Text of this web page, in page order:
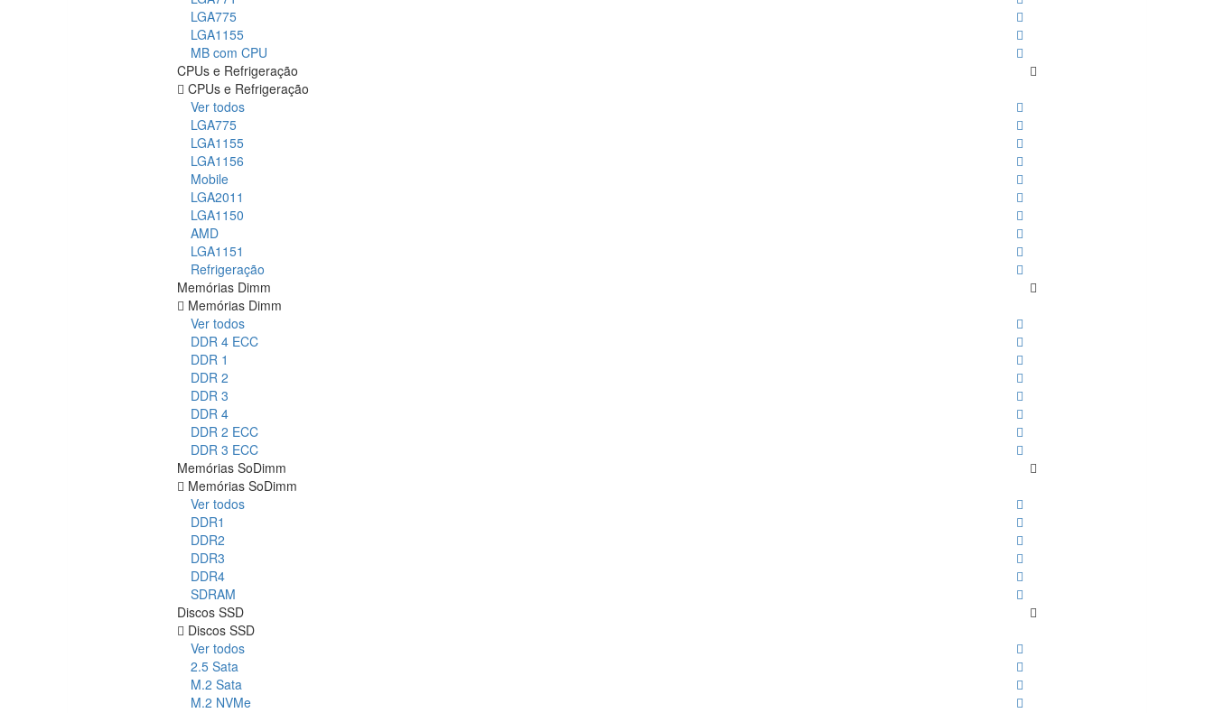
LGA775
LGA1155
MB com CPU
CPUs e Refrigeração
CPUs e Refrigeração
Ver todos
LGA775
LGA1155
LGA1156
Mobile
LGA2011
LGA1150
AMD
LGA1151
Refrigeração
Memórias Dimm
Memórias Dimm
Ver todos
DDR 4 ECC
DDR 1
DDR 2
DDR 3
DDR 4
DDR 2 ECC
DDR 3 ECC
Memórias SoDimm
Memórias SoDimm
Ver todos
DDR1
DDR2
DDR3
DDR4
SDRAM
Discos SSD
Discos SSD
Ver todos
2.5 Sata
M.2 Sata
M.2 NVMe